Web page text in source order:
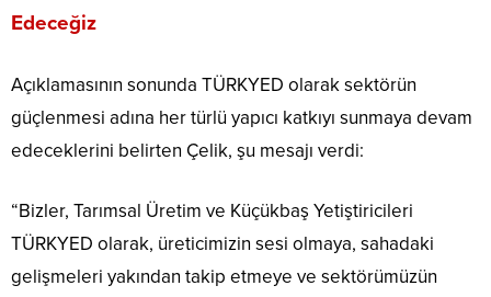
Edeceğiz
Açıklamasının sonunda TÜRKYED olarak sektörün
güçlenmesi adına her türlü yapıcı katkıyı sunmaya devam
edeceklerini belirten Çelik, şu mesajı verdi:
“Bizler, Tarımsal Üretim ve Küçükbaş Yetiştiricileri
TÜRKYED olarak, üreticimizin sesi olmaya, sahadaki
gelişmeleri yakından takip etmeye ve sektörümüzün